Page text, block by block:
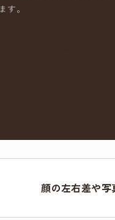
す。
顔の左右差や写